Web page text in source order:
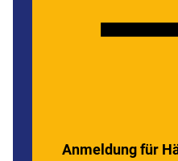
Anmeldung für